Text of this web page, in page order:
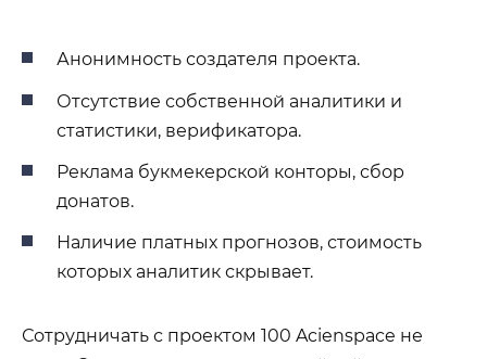
Анонимность создателя проекта.
Отсутствие собственной аналитики и
статистики, верификатора.
Реклама букмекерской конторы, сбор
донатов.
Наличие платных прогнозов, стоимость
которых аналитик скрывает.
Сотрудничать с проектом 100 Acienspace не